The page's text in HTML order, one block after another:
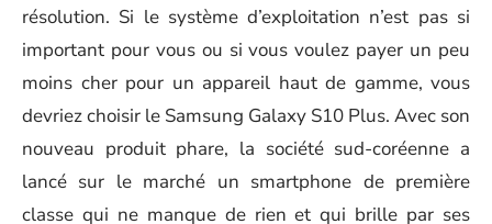
résolution. Si le système d’exploitation n’est pas si
important pour vous ou si vous voulez payer un peu
moins cher pour un appareil haut de gamme, vous
devriez choisir le Samsung Galaxy S10 Plus. Avec son
nouveau produit phare, la société sud-coréenne a
lancé sur le marché un smartphone de première
classe qui ne manque de rien et qui brille par ses